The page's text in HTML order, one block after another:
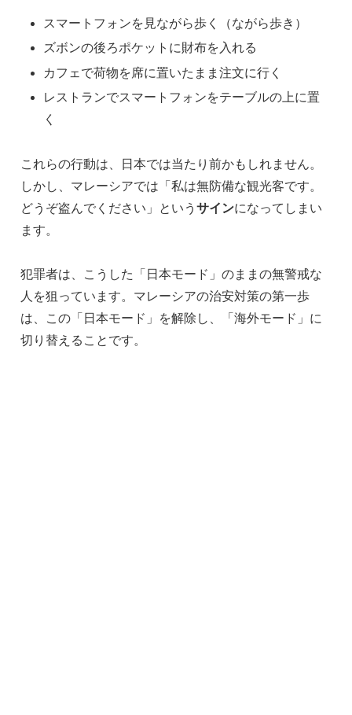
スマートフォンを見ながら歩く（ながら歩き）
ズボンの後ろポケットに財布を入れる
カフェで荷物を席に置いたまま注文に行く
レストランでスマートフォンをテーブルの上に置
く
これらの行動は、日本では当たり前かもしれません。
しかし、マレーシアでは「私は無防備な観光客です。
どうぞ盗んでください」という サインになってしまい
ます。
犯罪者は、こうした「日本モード」のままの無警戒な
人を狙っています。マレーシアの治安対策の第一歩
は、この「日本モード」を解除し、「海外モード」に
切り替えることです。